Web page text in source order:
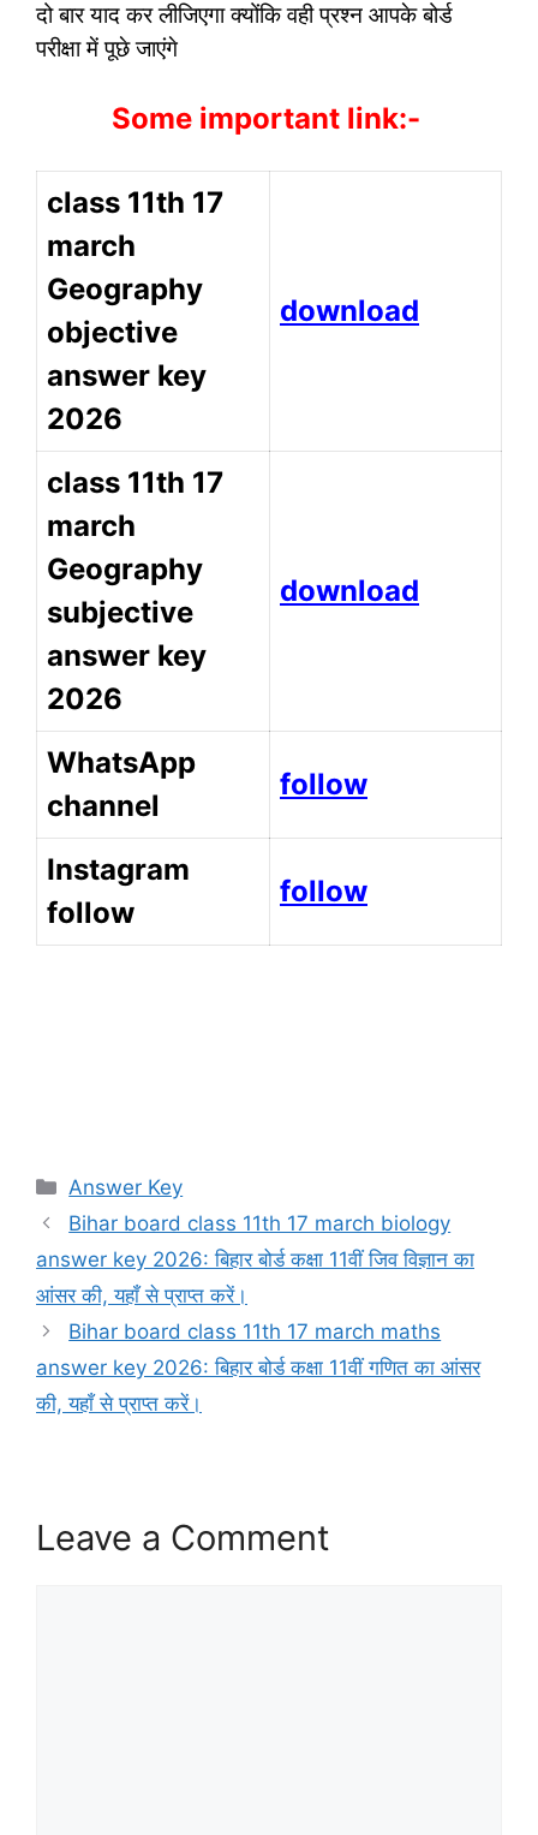
दो बार याद कर लीजिएगा क्योंकि वही प्रश्न आपके बोर्ड
परीक्षा में पूछे जाएंगे
Some important link:-
class 11th 17
march
Geography
objective
answer key
2026
download
class 11th 17
march
Geography
subjective
answer key
2026
download
WhatsApp
channel
follow
Instagram
follow
follow
Categories
Answer Key
Bihar board class 11th 17 march biology
answer key 2026: बिहार बोर्ड कक्षा 11वीं जिव विज्ञान का
आंसर की, यहाँ से प्राप्त करें।
Bihar board class 11th 17 march maths
answer key 2026: बिहार बोर्ड कक्षा 11वीं गणित का आंसर
की, यहाँ से प्राप्त करें।
Leave a Comment